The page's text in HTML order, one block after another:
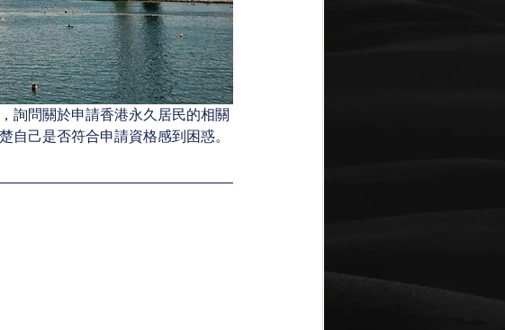
詢問關於申請香港永久居民的相關
自己是否符合申請資格感到困惑。